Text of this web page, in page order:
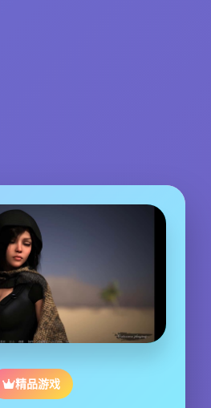
精品游戏